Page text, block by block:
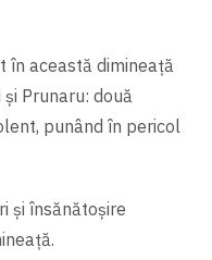
în această dimineață
Prunaru: două
punând în pericol
și însănătoșire